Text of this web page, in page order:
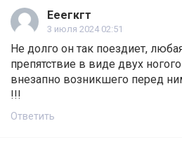
Ееегкгт
3 июля 2024 02:51
Не долго он так поездиет,
препятствие в виде двух
внезапно возникшего перед
!!!
Ответить